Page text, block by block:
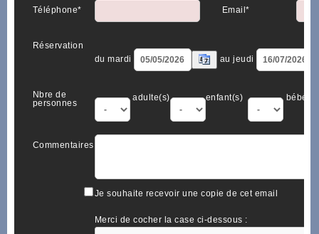
Téléphone* Email*
Réservation
du mardi
au jeudi
Nbre de
personnes
adulte(s) enfant(s) bébé(s)
Commentaires
Je souhaite recevoir une copie de cet email
Merci de cocher la case ci-dessous :